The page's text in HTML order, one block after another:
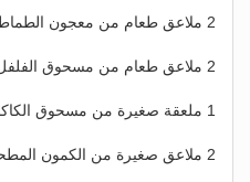
2 ملاعق طعام من معجون الطماطم
2 ملاعق طعام من مسحوق الفلفل الحار
1 ملعقة صغيرة من مسحوق الكاكاو غير المحلّى
2 ملاعق صغيرة من الكمون المطحون